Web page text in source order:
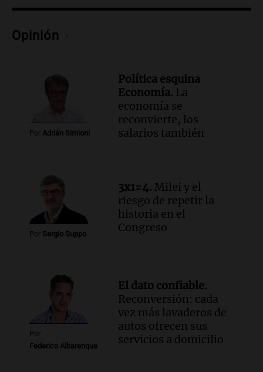
se negocian zonas frías y cálidas
Episodios
en Juárez Celman
Viva la Radio
Audio.Juan Manzur insinúa su posible
candidatura a gobernador en Tucumán
Audio.
Continúa el juicio a Óscar
González con testimonios clave sobre el
choque mortal
Panorama Federal
y critica la falta de aporte nacional en
proyectos provinciales
Episodios
Opinión
Por Adrián Simioni
Política esquina
Economía. La
economía se
reconvierte, los
salarios también
Por Sergio Suppo
3x1=4. Milei y el
riesgo de repetir la
historia en el
Congreso
Por
Federico Albarenque
El dato confiable.
Reconversión: cada
vez más lavaderos de
autos ofrecen sus
servicios a domicilio